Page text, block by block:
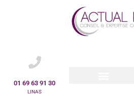
01 69 63 91 30
LINAS